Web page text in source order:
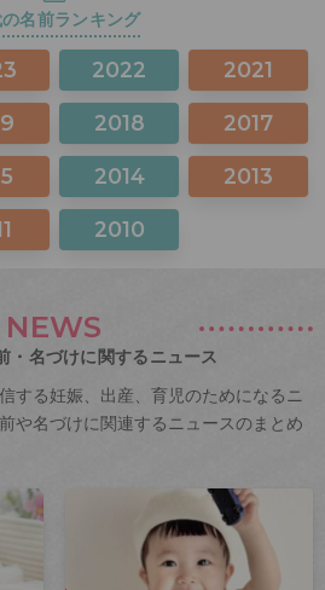
の名前ランキング
2022 2021
2018 2017
2014 2013
2010
NEWS
・名づけに関するニュース
する妊娠、出産、育児のためになるニ
や名づけに関連するニュースのまとめ